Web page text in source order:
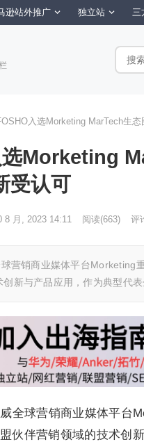
逊站外推广 独立站 三
入选Morketing MarTech生
Morketing
受认可
8 月, 2023 14:11 阅读(663) 评
营销商业媒体平台Morketing
新与产品应用，作为典型代
全球营销商业媒体平台
伙伴营销领域的技术创